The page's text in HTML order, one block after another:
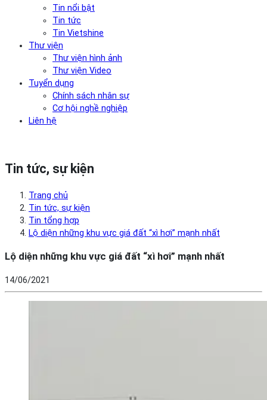
Tin nổi bật
Tin tức
Tin Vietshine
Thư viện
Thư viện hình ảnh
Thư viện Video
Tuyển dụng
Chính sách nhân sự
Cơ hội nghề nghiệp
Liên hệ
Tin tức, sự kiện
Trang chủ
Tin tức, sự kiện
Tin tổng hợp
Lộ diện những khu vực giá đất “xì hơi” mạnh nhất
Lộ diện những khu vực giá đất “xì hơi” mạnh nhất
14/06/2021